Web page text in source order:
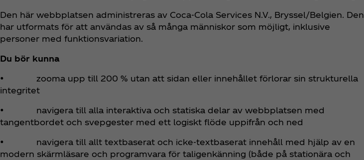
Den här webbplatsen administreras av Coca‑Cola Services N.V., Bryssel/Belgien. Den
har utformats för att användas av så många människor som möjligt, inklusive
personer med funktionsvariation.
Du bör kunna
• zooma upp till 200 % utan att sidan eller innehållet förlorar sin strukturella
integritet
• navigera till alla interaktiva och statiska delar av webbplatsen med
tangentbordet och svepgester med ett logiskt flöde uppifrån och ned
• navigera till allt textbaserat och icke-textbaserat innehåll med hjälp av en
modern skärmläsare och programvara för taligenkänning (både på stationära och